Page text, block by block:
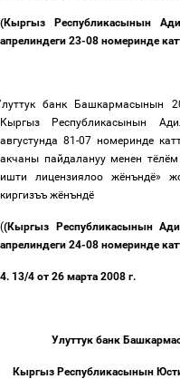
(Кыргыз Республикасынын
апрелиндеги 23-08 номеринде
банк Башкармасынын
Кыргыз
Республикасынын
августунда 81-07 номеринде
акчаны пайдалануу менен тёлём
ишти
лицензиялоо жёнъндё»
киргизъъ жёнъндё
((Кыргыз Республикасынын
апрелиндеги 24-08 номеринде
4. 13/4 от 26 марта 2008 г.
Улуттук банк
Кыргыз Республикасынын